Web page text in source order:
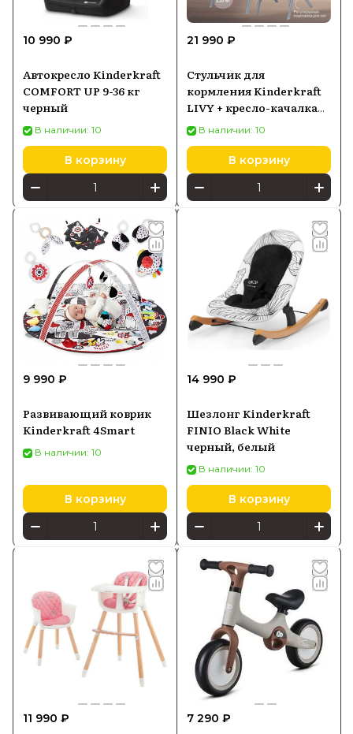
10 990 ₽
Автокресло Kinderkraft
COMFORT UP 9-36 кг
черный
В наличии: 10
В корзину
21 990 ₽
Стульчик для
кормления Kinderkraft
LIVY + кресло-качалка
CALMEE, розовый
В наличии: 10
В корзину
9 990 ₽
Развивающий коврик
Kinderkraft 4Smart
В наличии: 10
В корзину
14 990 ₽
Шезлонг Kinderkraft
FINIO Black White
черный, белый
В наличии: 10
В корзину
11 990 ₽ 7 290 ₽